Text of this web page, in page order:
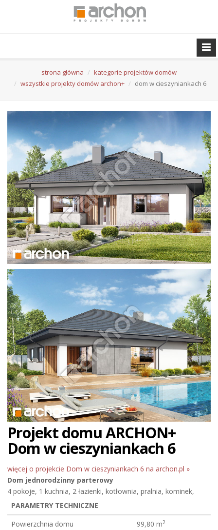
strona główna
kategorie projektów domów
wszystkie projekty domów archon+
dom w cieszyniankach 6
Projekt domu ARCHON+
Dom w cieszyniankach 6
więcej o projekcie Dom w cieszyniankach 6 na archon.pl »
Dom jednorodzinny parterowy
4 pokoje, 1 kuchnia, 2 łazienki, kotłownia, pralnia, kominek,
PARAMETRY TECHNICZNE
Powierzchnia domu
99,80 m2